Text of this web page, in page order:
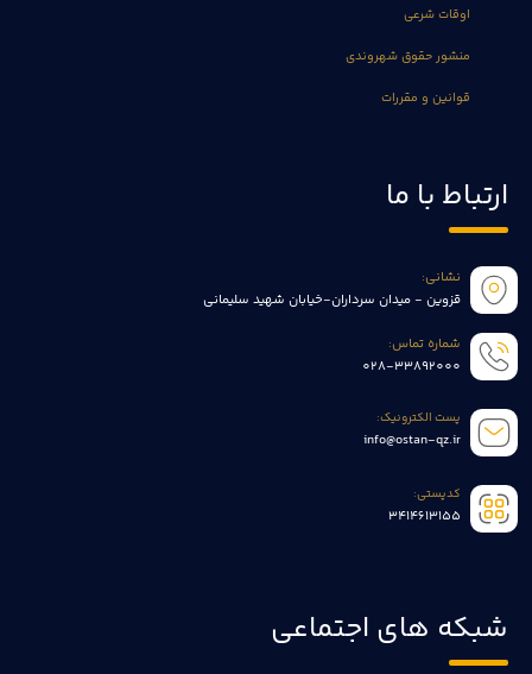
اوقات شرعی
منشور حقوق شهروندی
قوانین و مقررات
ارتباط با ما
نشانی:
قزوین - میدان سرداران-خیابان شهید سلیمانی
شماره تماس:
028-33892000
پست الکترونیک:
info@ostan-qz.ir
کدپستی:
3414613155
شبکه های اجتماعی